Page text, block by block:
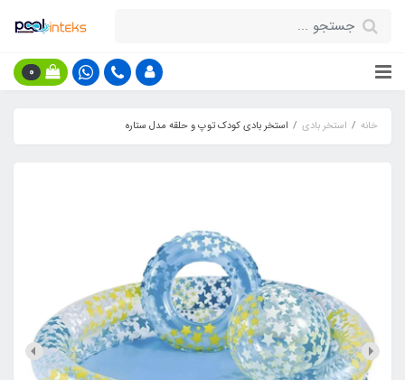
0
خانه استخر بادی استخر بادی کودک توپ و حلقه مدل ستاره